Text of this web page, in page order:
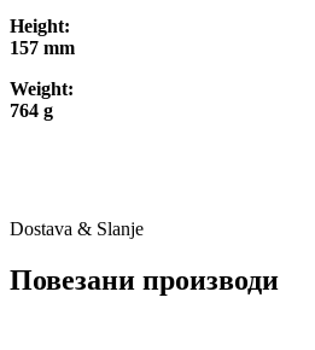
Height:
157 mm
Weight:
764 g
Dostava & Slanje
Повезани производи